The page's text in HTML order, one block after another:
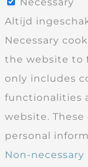
Altijd
Necessary
the website to
only includes
functionalities
website.
personal
Non-necessary